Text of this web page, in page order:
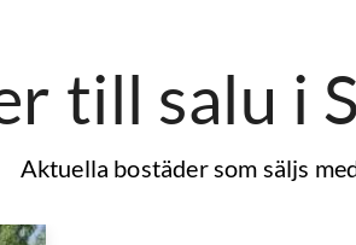
till salu i
Aktuella bostäder som säljs